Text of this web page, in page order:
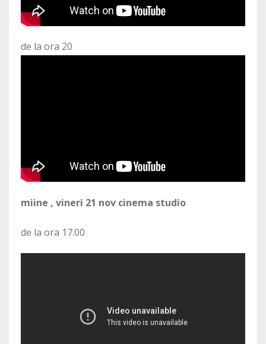
de la ora 20
miine , vineri 21 nov cinema studio
de la ora 17.00